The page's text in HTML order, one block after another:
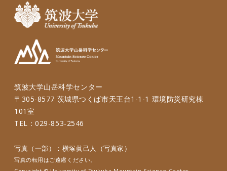
筑波大学山岳科学センター
〒305-8577 茨城県つくば市天王台1-1-1 環境防災研究棟
101室
TEL：029-853-2546
写真（一部）：横塚眞己人（写真家）
写真の転用はご遠慮ください。